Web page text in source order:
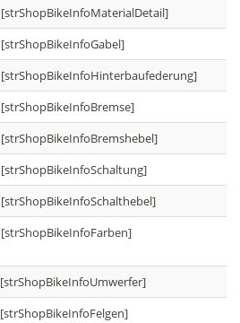
[strShopBikeInfoMaterialDetail]
[strShopBikeInfoGabel]
[strShopBikeInfoHinterbaufederung]
[strShopBikeInfoBremse]
[strShopBikeInfoBremshebel]
[strShopBikeInfoSchaltung]
[strShopBikeInfoSchalthebel]
[strShopBikeInfoFarben]
[strShopBikeInfoUmwerfer]
[strShopBikeInfoFelgen]